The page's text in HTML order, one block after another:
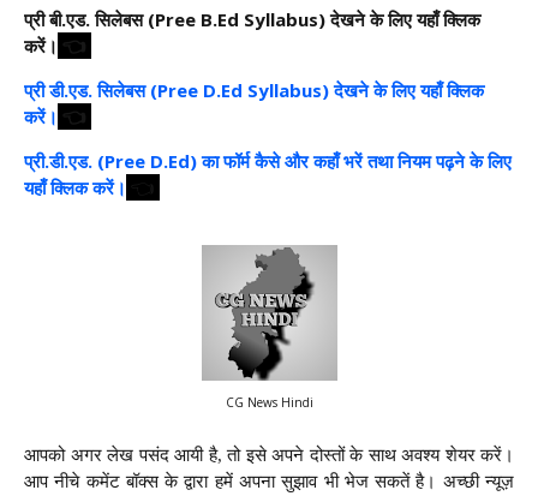
प्री बी.एड. सिलेबस (Pree B.Ed Syllabus) देखने के लिए यहाँ क्लिक
करें।
प्री डी.एड. सिलेबस (Pree D.Ed Syllabus) देखने के लिए यहाँ क्लिक
करें।
प्री.डी.एड. (Pree D.Ed) का फॉर्म कैसे और कहाँ भरें तथा नियम पढ़ने के लिए
यहाँ क्लिक करें।
CG News Hindi
आपको अगर लेख पसंद आयी है, तो इसे अपने दोस्तों के साथ अवश्य शेयर करें।
आप नीचे कमेंट बॉक्स के द्वारा हमें अपना सुझाव भी भेज सकतें है। अच्छी न्यूज़